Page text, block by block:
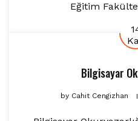
Eğitim
Bilgisayar
byCahit Cengizhan